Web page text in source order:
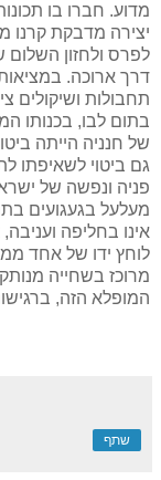
מדוע. חברו בו
יצירה מדבקת קרנו
לפרס ולחזון השלום
דרך ארוכה.
תחבולות ושיקולים
בתום לבו, בכנותו
של חנניה הייתה
גם ביטוי לשאיפתו
פניה ונפשה של
מעלעל בגעגועים
אינו בחליפה ועניבה,
לוחץ ידו של אחד
מרוכז בשחייה
המופלא הזה,
שתף